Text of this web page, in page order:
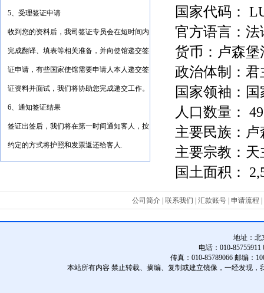
5、受理签证申请
收到您的资料后，我司签证专员会在短时间内
完成翻译、填表等相关准备，并向使馆递交签
证申请，有些国家使馆需要申请人本人递交签
证资料并面试，我们将协助您完成递交工作。
6、通知签证结果
签证出签后，我们将在第一时间通知客人，按
约定的方式将护照和发票返还给客人.
国家代码：
官方语言： 法
货币： 卢森堡
政治体制： 君
国家领袖：
人口数量：
主要民族：
主要宗教： 天
国土面积：
公司简介 联系我们 汇款账号 申请流程
地址：北
电话：010-85755911
传真：010-85789066 邮编：
本站所有内容 禁止转载、摘编、复制或建立镜像，一经发现